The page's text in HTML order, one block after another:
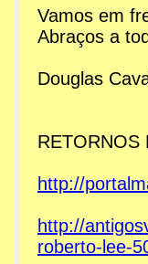
Vamos em
Abraços a
Douglas
RETORNOS
http://
http://
roberto-lee-